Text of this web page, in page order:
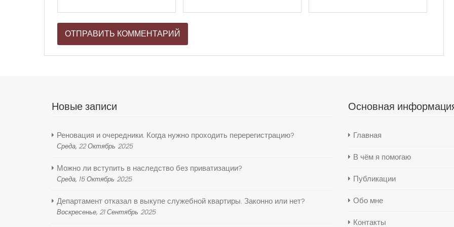
Новые записи
Реновация и очередники. Когда нужно проходить перерегистрацию?
Среда, 22 Октябрь 2025
Можно ли вступить в наследство без приватизации?
Среда, 15 Октябрь 2025
Департамент отказал в выкупе служебной квартиры. Законно или нет?
Воскресенье, 21 Сентябрь 2025
Основная
Главная
В чём я помогаю
Публикации
Обо мне
Контакты